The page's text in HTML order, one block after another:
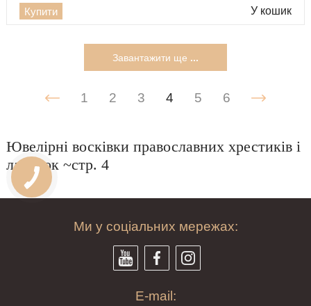
Купити У кошик
Завантажити ще ...
1 2 3 4 5 6
Ювелірні восківки православних хрестиків і
ладанок ~стр. 4
Ми у соціальних мережах:
E-mail: